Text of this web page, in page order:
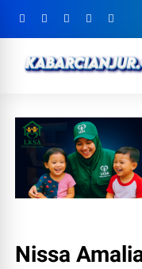
Nissa